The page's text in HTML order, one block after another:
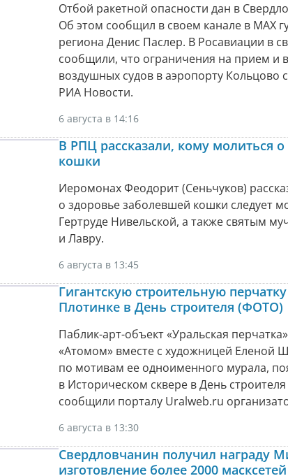
Отбой ракетной опасности дан в
Об этом сообщил в своем канале в МАХ
региона Денис Паслер. В Росавиации в
сообщили, что ограничения на прием и
воздушных судов в аэропорту Кольцово
РИА Новости.
6 августа в 14:16
В РПЦ рассказали, кому молиться о
кошки
Иеромонах Феодорит (Сеньчуков)
о здоровье заболевшей кошки следует
Гертруде Нивельской, а также святым
и Лавру.
6 августа в 13:45
Гигантскую строительную
Плотинке в День строителя (ФОТО)
Паблик-арт-объект «Уральская
«Атомом» вместе с художницей Еленой
по мотивам ее одноименного мурала,
в Историческом сквере в День строителя
сообщили порталу Uralweb.ru
6 августа в 13:30
Свердловчанин получил награду
изготовление более 2000